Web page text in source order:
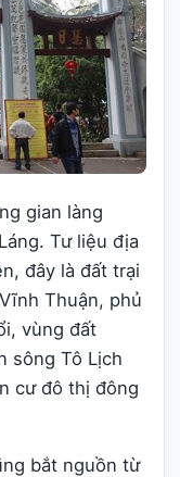
gian làng
Tư liệu địa
đây là đất trại
Thuận, phủ
vùng đất
sông Tô Lịch
cư đô thị đông
bắt nguồn từ